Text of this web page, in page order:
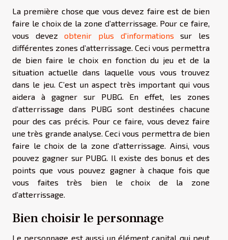
La première chose que vous devez faire est de bien
faire le choix de la zone d’atterrissage. Pour ce faire,
vous devezobtenir plus d'informations sur les
différentes zones d’atterrissage. Ceci vous permettra
de bien faire le choix en fonction du jeu et de la
situation actuelle dans laquelle vous vous trouvez
dans le jeu. C’est un aspect très important qui vous
aidera à gagner sur PUBG. En effet, les zones
d’atterrissage dans PUBG sont destinées chacune
pour des cas précis. Pour ce faire, vous devez faire
une très grande analyse. Ceci vous permettra de bien
faire le choix de la zone d’atterrissage. Ainsi, vous
pouvez gagner sur PUBG. Il existe des bonus et des
points que vous pouvez gagner à chaque fois que
vous faites très bien le choix de la zone
d’atterrissage.
Bien choisir le personnage
Le personnage est aussi un élément capital qui peut